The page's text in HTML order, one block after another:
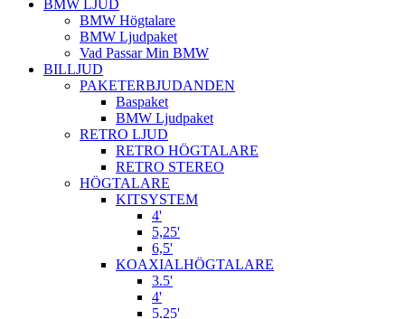
BMW LJUD
BMW Högtalare
BMW Ljudpaket
Vad Passar Min BMW
BILLJUD
PAKETERBJUDANDEN
Baspaket
BMW Ljudpaket
RETRO LJUD
RETRO HÖGTALARE
RETRO STEREO
HÖGTALARE
KITSYSTEM
4'
5,25'
6,5'
KOAXIALHÖGTALARE
3.5'
4'
5.25'